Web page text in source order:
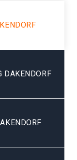
DAKENDORF